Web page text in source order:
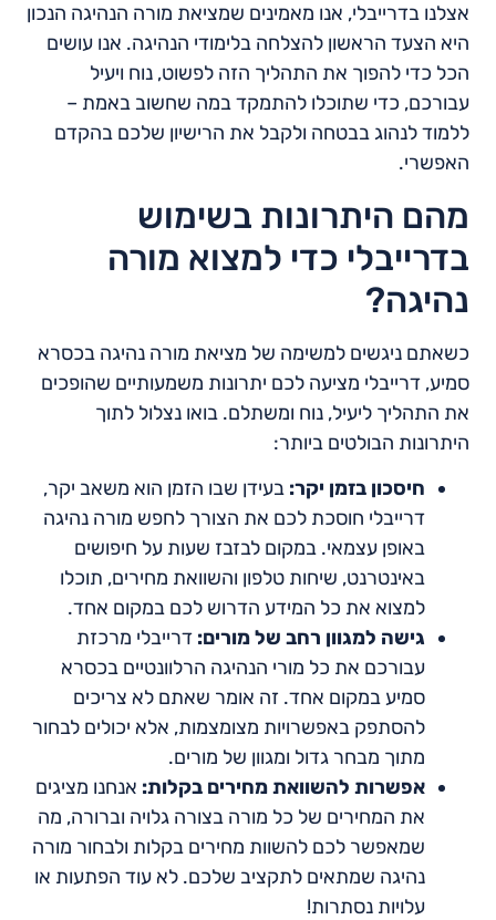
אצלנו בדרייבלי, אנו מאמינים שמציאת מורה הנהיגה הנכון
היא הצעד הראשון להצלחה בלימודי הנהיגה. אנו עושים
הכל כדי להפוך את התהליך הזה לפשוט, נוח ויעיל
עבורכם, כדי שתוכלו להתמקד במה שחשוב באמת –
ללמוד לנהוג בבטחה ולקבל את הרישיון שלכם בהקדם
האפשרי.
מהם היתרונות בשימוש
בדרייבלי כדי למצוא מורה
נהיגה?
כשאתם ניגשים למשימה של מציאת מורה נהיגה בכסרא
סמיע, דרייבלי מציעה לכם יתרונות משמעותיים שהופכים
את התהליך ליעיל, נוח ומשתלם. בואו נצלול לתוך
היתרונות הבולטים ביותר:
חיסכון בזמן יקר: בעידן שבו הזמן הוא משאב יקר,
דרייבלי חוסכת לכם את הצורך לחפש מורה נהיגה
באופן עצמאי. במקום לבזבז שעות על חיפושים
באינטרנט, שיחות טלפון והשוואת מחירים, תוכלו
למצוא את כל המידע הדרוש לכם במקום אחד.
גישה למגוון רחב של מורים: דרייבלי מרכזת
עבורכם את כל מורי הנהיגה הרלוונטיים בכסרא
סמיע במקום אחד. זה אומר שאתם לא צריכים
להסתפק באפשרויות מצומצמות, אלא יכולים לבחור
מתוך מבחר גדול ומגוון של מורים.
אפשרות להשוואת מחירים בקלות: אנחנו מציגים
את המחירים של כל מורה בצורה גלויה וברורה, מה
שמאפשר לכם להשוות מחירים בקלות ולבחור מורה
נהיגה שמתאים לתקציב שלכם. לא עוד הפתעות או
עלויות נסתרות!